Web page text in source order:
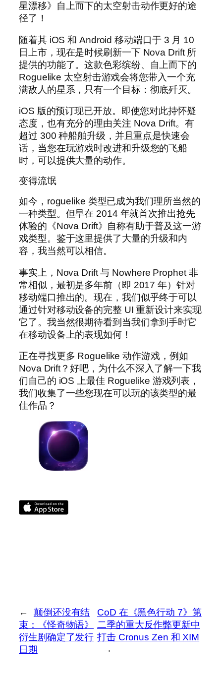
星漂移》自上而下的太空射击动作更好的途
径了！
随着其 iOS 和 Android 移动端口于 3 月 10
日上市，现在是时候刷新一下 Nova Drift 所
提供的功能了。这款色彩缤纷、自上而下的
Roguelike 太空射击游戏会将您带入一个充
满敌人的星系，只有一个目标：彻底歼灭。
iOS 版的预订现已开放。即使您对此持怀疑
态度，也有充分的理由关注 Nova Drift。有
超过 300 种船舶升级，并且重点是快速会
话，当您在玩游戏时改进和升级您的飞船
时，可以提供大量的动作。
变得流氓
如今，roguelike 类型已成为我们理所当然的
一种类型。但早在 2014 年就首次推出抢先
体验的《Nova Drift》自称有助于普及这一游
戏类型。鉴于这里提供了大量的升级和内
容，我当然可以相信。
事实上，Nova Drift 与 Nowhere Prophet 非
常相似，最初是多年前（即 2017 年）针对
移动端口推出的。现在，我们似乎终于可以
通过针对移动设备的完整 UI 重新设计来实现
它了。我当然很期待看到当我们拿到手时它
在移动设备上的表现如何！
正在寻找更多 Roguelike 动作游戏，例如
Nova Drift？好吧，为什么不深入了解一下我
们自己的 iOS 上最佳 Roguelike 游戏列表，
我们收集了一些您现在可以玩的该类型的最
佳作品？
←
颠倒还没有结
束：《怪奇物语》
衍生剧确定了发行
日期
CoD 在《黑色行动 7》第
二季的重大反作弊更新中
打击 Cronus Zen 和 XIM
→